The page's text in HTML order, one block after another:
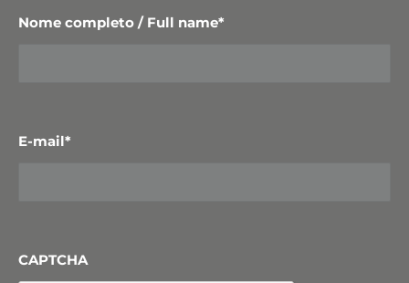
Nome completo / Full name*
E-mail*
CAPTCHA